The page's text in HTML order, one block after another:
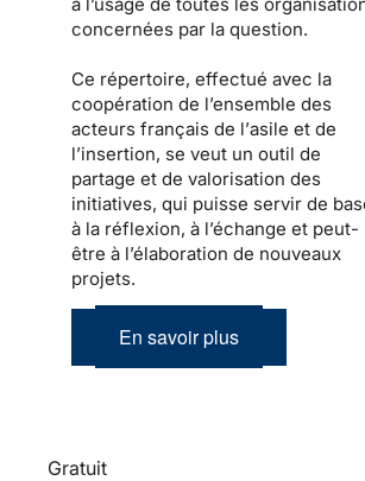
concernées par la question.
Ce répertoire, effectué avec la
coopération de l’ensemble des
acteurs français de l’asile et de
l’insertion, se veut un outil de
partage et de valorisation des
initiatives, qui puisse servir de
à la réflexion, à l’échange et peut-
être à l’élaboration de nouveaux
projets.
En savoir plus
Gratuit